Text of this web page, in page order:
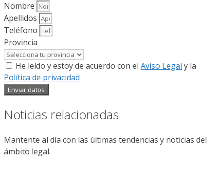
Nombre
Apellidos
Teléfono
Provincia
He leído y estoy de acuerdo con el Aviso Legal y la
Política de privacidad
Enviar datos
Noticias relacionadas
Mantente al día con las últimas tendencias y noticias del
ámbito legal.